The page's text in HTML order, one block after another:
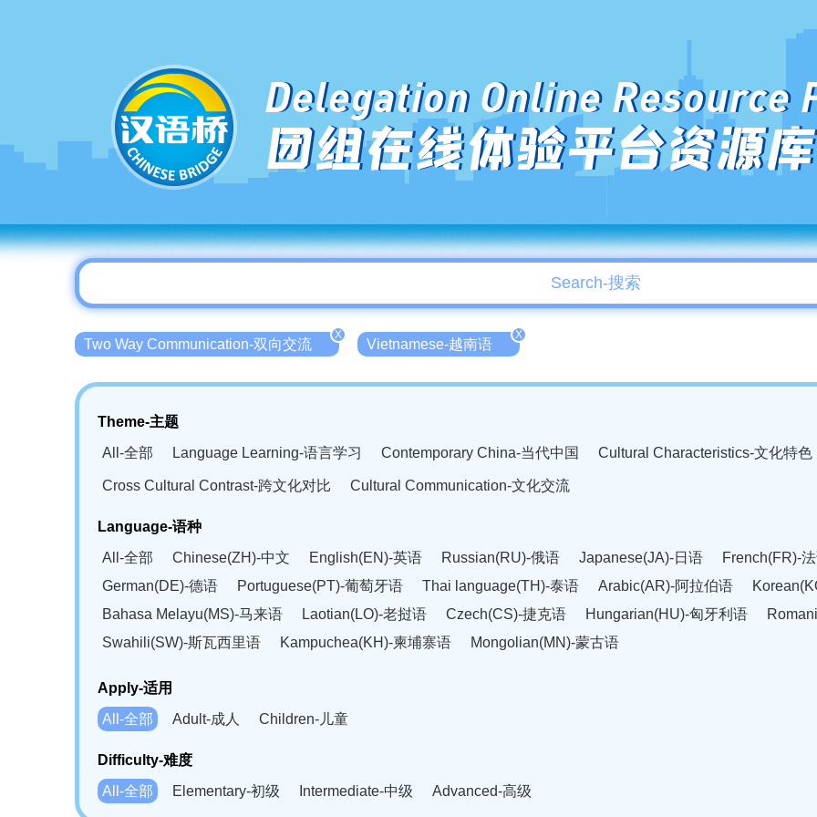
Delegation Online Resource
团组在线体验平台资源库
Two Way Communication-双向交流
X
Vietnamese-越南语
X
Theme-主题
All-全部
Language Learning-语言学习 Contemporary China-当代中国 Cultural Characteristics-文化特色
Cross Cultural Contrast-跨文化对比 Cultural Communication-文化交流
Language-语种
All-全部
Chinese(ZH)-中文 English(EN)-英语 Russian(RU)-俄语 Japanese(JA)-日语
French(FR)-
German(DE)-德语
Portuguese(PT)-葡萄牙语 Thai language(TH)-泰语 Arabic(AR)-阿拉伯语
Bahasa Melayu(MS)-马来语
Laotian(LO)-老挝语 Czech(CS)-捷克语 Hungarian(HU)-匈牙利语
Swahili(SW)-斯瓦西里语
Kampuchea(KH)-柬埔寨语 Mongolian(MN)-蒙古语
Apply-适用
All-全部
Adult-成人 Children-儿童
Difficulty-难度
All-全部
Elementary-初级 Intermediate-中级 Advanced-高级